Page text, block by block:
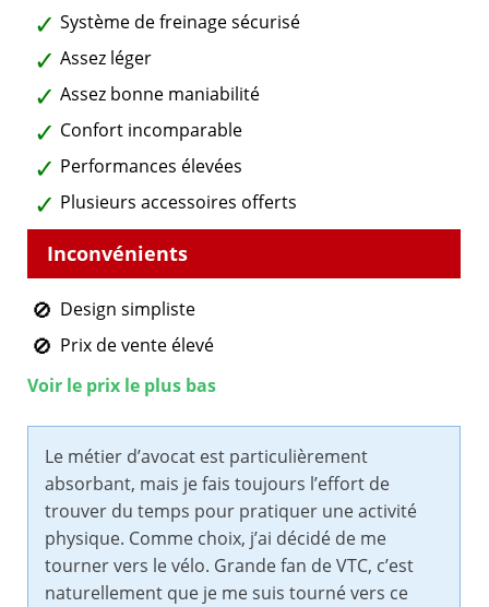
Système de freinage sécurisé
Assez léger
Assez bonne maniabilité
Confort incomparable
Performances élevées
Plusieurs accessoires offerts
Design simpliste
Prix de vente élevé
Voir le prix le plus bas
Le métier d’avocat est particulièrement
absorbant, mais je fais toujours l’effort de
trouver du temps pour pratiquer une activité
physique. Comme choix, j’ai décidé de me
tourner vers le vélo. Grande fan de VTC, c’est
naturellement que je me suis tourné vers ce